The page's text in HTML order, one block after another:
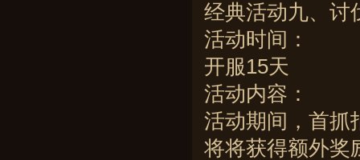
经典活动九、讨
活动时间：
开服15天
活动内容：
活动期间，首抓
将将获得额外奖